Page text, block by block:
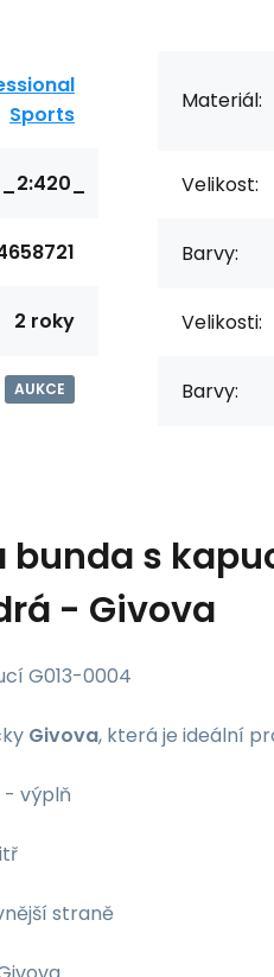
Sports
2 roky
AUKCE
Materiál:
Velikost:
Barvy:
Velikosti:
Barvy:
bunda s
- Givova
G013-0004
Givova, která je ideální
- výplň
straně